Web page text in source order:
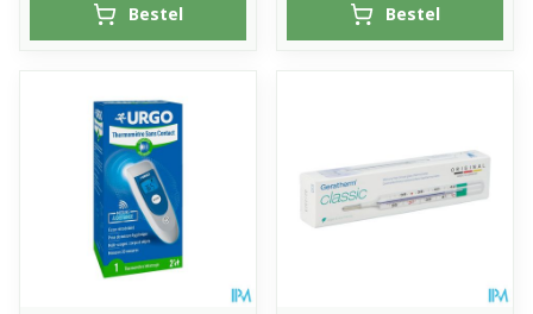
Bestel Bestel